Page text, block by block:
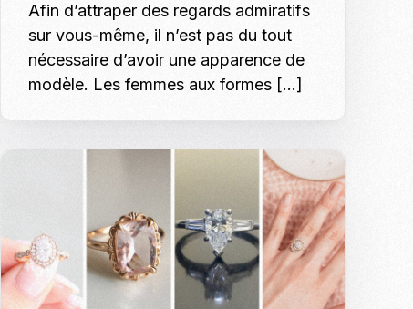
Afin d’attraper des regards admiratifs
sur vous-même, il n’est pas du tout
nécessaire d’avoir une apparence de
modèle. Les femmes aux formes […]